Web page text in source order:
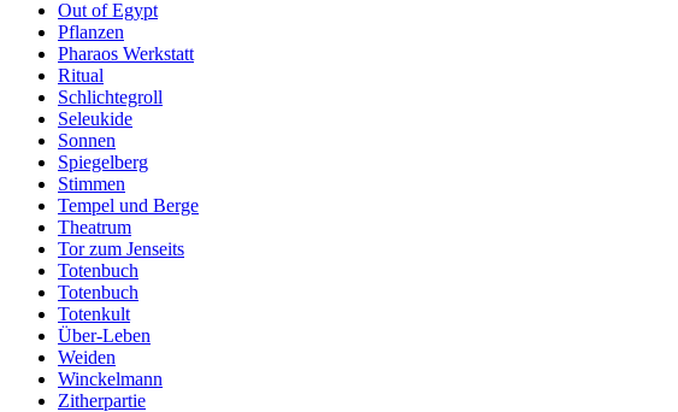
Out of Egypt
Pflanzen
Pharaos Werkstatt
Ritual
Schlichtegroll
Seleukide
Sonnen
Spiegelberg
Stimmen
Tempel und Berge
Theatrum
Tor zum Jenseits
Totenbuch
Totenbuch
Totenkult
Über-Leben
Weiden
Winckelmann
Zitherpartie